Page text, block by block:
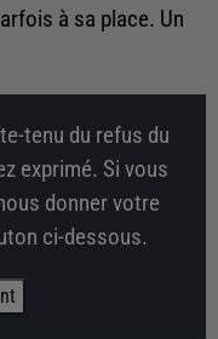
à sa place. Un
tenu du refus du
exprimé. Si vous
donner votre
ci-dessous.